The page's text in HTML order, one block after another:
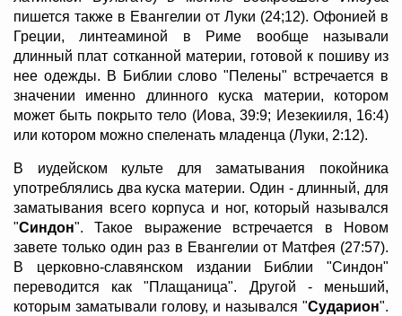
пишется также в Евангелии от Луки (24;12). Офонией в
Греции, линтеаминой в Риме вообще называли
длинный плат сотканной материи, готовой к пошиву из
нее одежды. В Библии слово "Пелены" встречается в
значении именно длинного куска материи, котором
может быть покрыто тело (Иова, 39:9; Иезекииля, 16:4)
или котором можно спеленать младенца (Луки, 2:12).
В иудейском культе для заматывания покойника
употреблялись два куска материи. Один - длинный, для
заматывания всего корпуса и ног, который назывался
"Синдон". Такое выражение встречается в Новом
завете только один раз в Евангелии от Матфея (27:57).
В церковно-славянском издании Библии "Синдон"
переводится как "Плащаница". Другой - меньший,
которым заматывали голову, и назывался "Сударион".